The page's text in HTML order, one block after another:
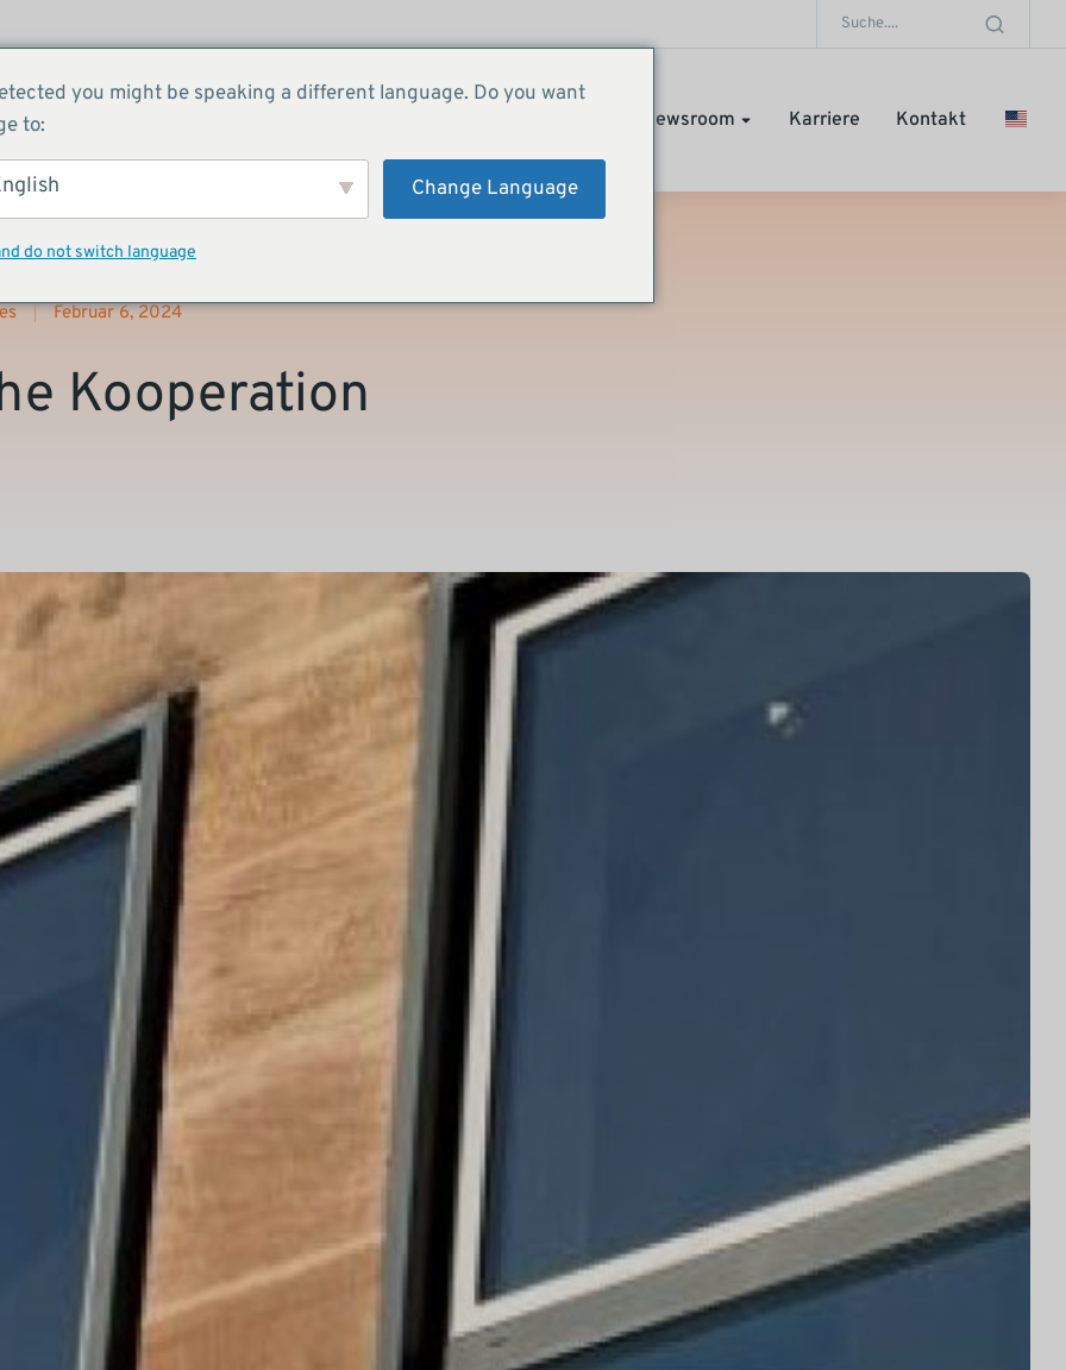
Newsroom Karriere Kontakt
Februar 6, 2024
Kooperation
you might be speaking a different language. Do you want
to:
Change Language
do not switch language